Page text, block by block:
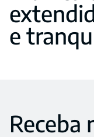
e
Receba